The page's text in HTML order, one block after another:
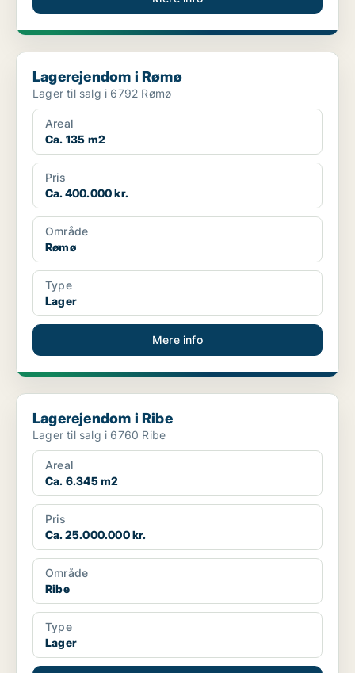
Lagerejendom i Rømø
Lagerejendom i Rømø
Lager til salg i 6792 Rømø
Areal
Ca. 135 m2
Pris
Ca. 400.000 kr.
Område
Rømø
Type
Lager
Mere info
Lagerejendom i Ribe
Lagerejendom i Ribe
Lager til salg i 6760 Ribe
Areal
Ca. 6.345 m2
Pris
Ca. 25.000.000 kr.
Område
Ribe
Type
Lager